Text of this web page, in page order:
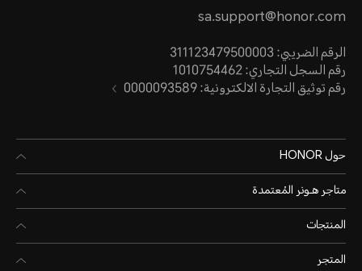
sa.support@honor.com
الرقم الضريبي: 311123479500003
رقم السجل التجاري: 1010754462
رقم توثيق التجارة الالكترونية: 0000093589
حول HONOR
متاجر هـونر المُعتمدة
المنتجات
المتجر